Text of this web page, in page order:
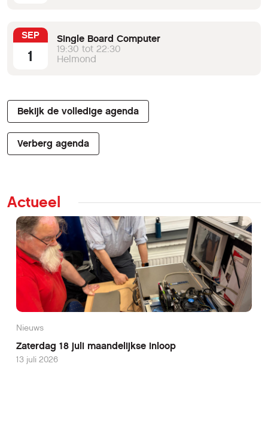
SEP
1
Single Board Computer
19:30 tot 22:30
Helmond
Bekijk de volledige agenda
Verberg agenda
Actueel
Nieuws
Zaterdag 18 juli maandelijkse inloop
13 juli 2026